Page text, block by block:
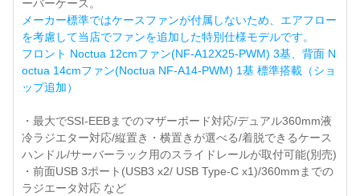
ーバーケース。
メーカー標準ではケースファンが付属しないため、エアフロー
を考慮して当店でファンを追加した特別仕様モデルです。
フロント Noctua 12cmファン(NF-A12X25-PWM) 3基、背面 N
octua 14cmファン(Noctua NF-A14-PWM) 1基 標準搭載（ショ
ップ追加）
・最大でSSI-EEBまでのマザーボード対応/デュアル360mm液
冷ラジエター対応/縦置き・横置きが選べる/着脱できるケース
ハンドル/サーバーラック用のスライドレールが取付可能(別売)
・前面USB 3ポート(USB3 x2/ USB Type-C x1)/360mmまでの
ラジエータ対応 など